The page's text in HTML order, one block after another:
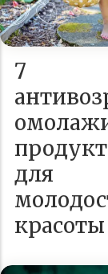
7
для
красоты